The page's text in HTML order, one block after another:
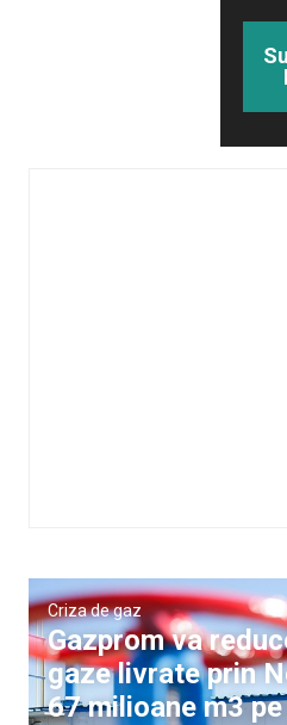
Criza de gaz
Gazprom va
gaze livrate prin
67 milioane m3